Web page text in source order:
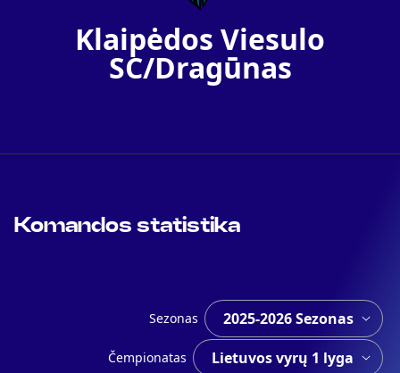
Klaipėdos Viesulo
SC/Dragūnas
Komandos statistika
Sezonas
Čempionatas